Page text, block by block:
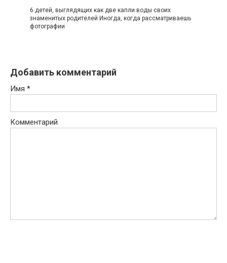
6 детей, выглядящих как две капли воды своих
знаменитых родителей Иногда, когда рассматриваешь
фотографии
Добавить комментарий
Имя *
Комментарий